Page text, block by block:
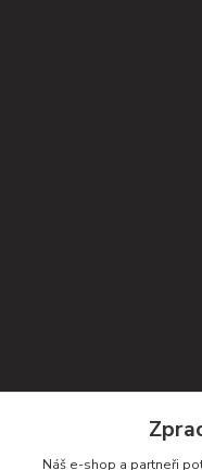
Náš e-shop a partneři